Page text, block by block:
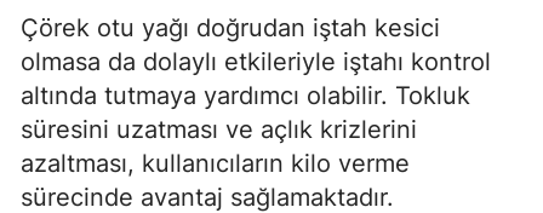
Çörek otu yağı doğrudan iştah kesici
olmasa da dolaylı etkileriyle iştahı kontrol
altında tutmaya yardımcı olabilir. Tokluk
süresini uzatması ve açlık krizlerini
azaltması, kullanıcıların kilo verme
sürecinde avantaj sağlamaktadır.